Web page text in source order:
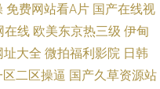
免费网站看A片 国产在线视
在线 欧美东京热三级 伊甸
址大全 微拍福利影院 日韩
二区操逼 国产久草资源站